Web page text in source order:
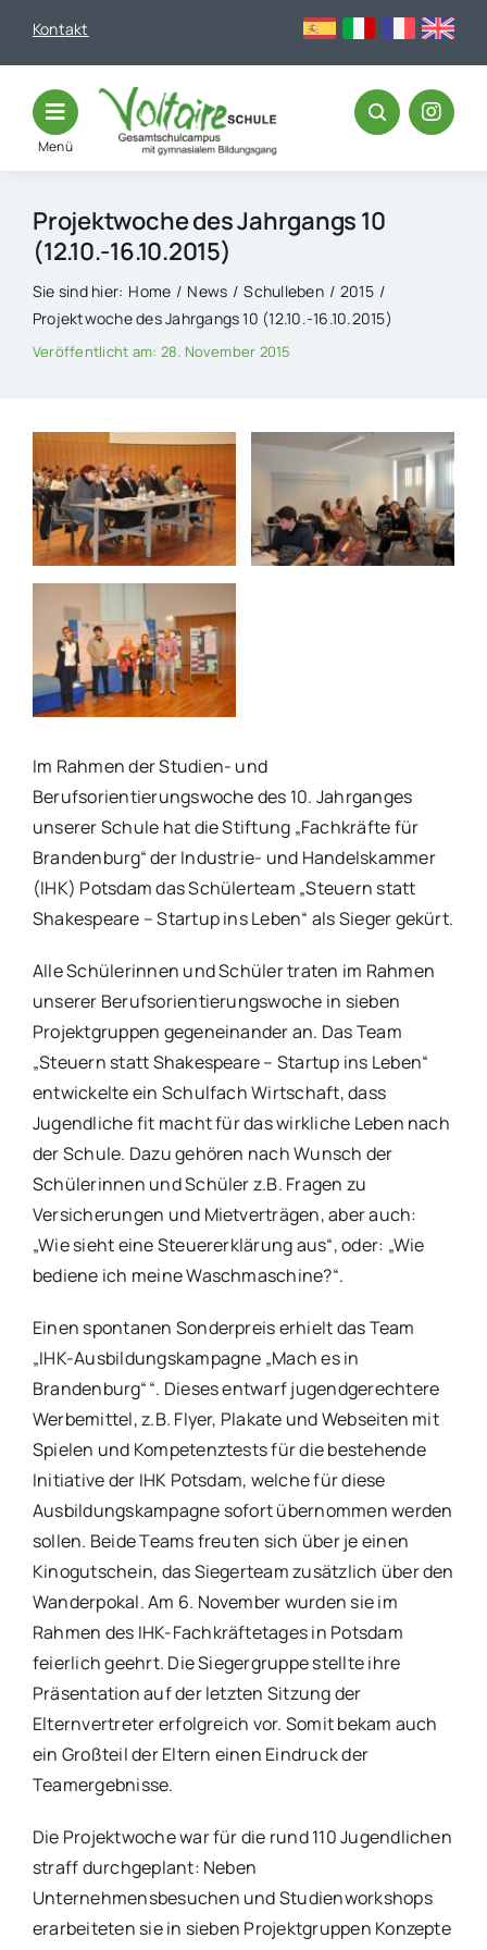
Kontakt
Menü
Projektwoche des Jahrgangs 10
(12.10.-16.10.2015)
Sie sind hier: Home News Schulleben
2015
Projektwoche des Jahrgangs 10 (12.10.-16.10.2015)
Veröffentlicht am: 28. November 2015
Im Rahmen der Studien- und
Berufsorientierungswoche des 10. Jahrganges
unserer Schule hat die Stiftung „Fachkräfte für
Brandenburg“ der Industrie- und Handelskammer
(IHK) Potsdam das Schülerteam „Steuern statt
Shakespeare – Startup ins Leben“ als Sieger gekürt.
Alle Schülerinnen und Schüler traten im Rahmen
unserer Berufsorientierungswoche in sieben
Projektgruppen gegeneinander an. Das Team
„Steuern statt Shakespeare – Startup ins Leben“
entwickelte ein Schulfach Wirtschaft, dass
Jugendliche fit macht für das wirkliche Leben nach
der Schule. Dazu gehören nach Wunsch der
Schülerinnen und Schüler z.B. Fragen zu
Versicherungen und Mietverträgen, aber auch:
„Wie sieht eine Steuererklärung aus“, oder: „Wie
bediene ich meine Waschmaschine?“.
Einen spontanen Sonderpreis erhielt das Team
„IHK-Ausbildungskampagne „Mach es in
Brandenburg“ “. Dieses entwarf jugendgerechtere
Werbemittel, z.B. Flyer, Plakate und Webseiten mit
Spielen und Kompetenztests für die bestehende
Initiative der IHK Potsdam, welche für diese
Ausbildungskampagne sofort übernommen werden
sollen. Beide Teams freuten sich über je einen
Kinogutschein, das Siegerteam zusätzlich über den
Wanderpokal. Am 6. November wurden sie im
Rahmen des IHK-Fachkräftetages in Potsdam
feierlich geehrt. Die Siegergruppe stellte ihre
Präsentation auf der letzten Sitzung der
Elternvertreter erfolgreich vor. Somit bekam auch
ein Großteil der Eltern einen Eindruck der
Teamergebnisse.
Die Projektwoche war für die rund 110 Jugendlichen
straff durchgeplant: Neben
Unternehmensbesuchen und Studienworkshops
erarbeiteten sie in sieben Projektgruppen Konzepte